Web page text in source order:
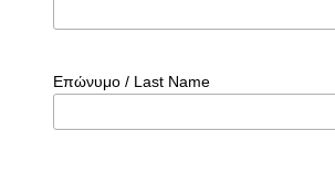
Επώνυμο / Last Name